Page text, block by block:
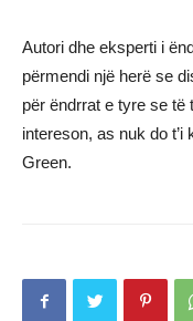
Autori dhe eksperti i
përmendi një herë se
për ëndrrat e tyre se të
intereson, as nuk do
Green.